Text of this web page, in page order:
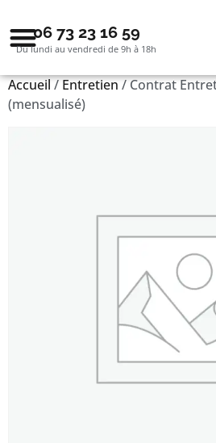
06 73 23 16 59
Du lundi au vendredi de 9h à 18h
Accueil/Entretien/ Contrat
(mensualisé)